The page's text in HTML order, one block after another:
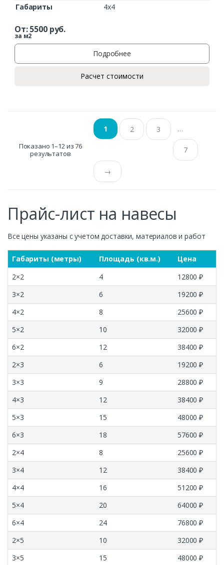
Габариты 4х4
От:5500руб.
за м2
Подробнее
Расчет стоимости
Показано 1–12 из 76
результатов
1 2 3 …
7
→
Прайс-лист на навесы
Все цены указаны с учетом доставки, материалов и работ
Габариты (метры) Площадь (кв.м.)
Цена
2×2
4
12800 ₽
3×2
6
19200 ₽
4×2
8
25600 ₽
5×2
10
32000 ₽
6×2
12
38400 ₽
2×3
6
19200 ₽
3×3
9
28800 ₽
4×3
12
38400 ₽
5×3
15
48000 ₽
6×3
18
57600 ₽
2×4
8
25600 ₽
3×4
12
38400 ₽
4×4
16
51200 ₽
5×4
20
64000 ₽
6×4
24
76800 ₽
2×5
10
32000 ₽
3×5
15
48000 ₽